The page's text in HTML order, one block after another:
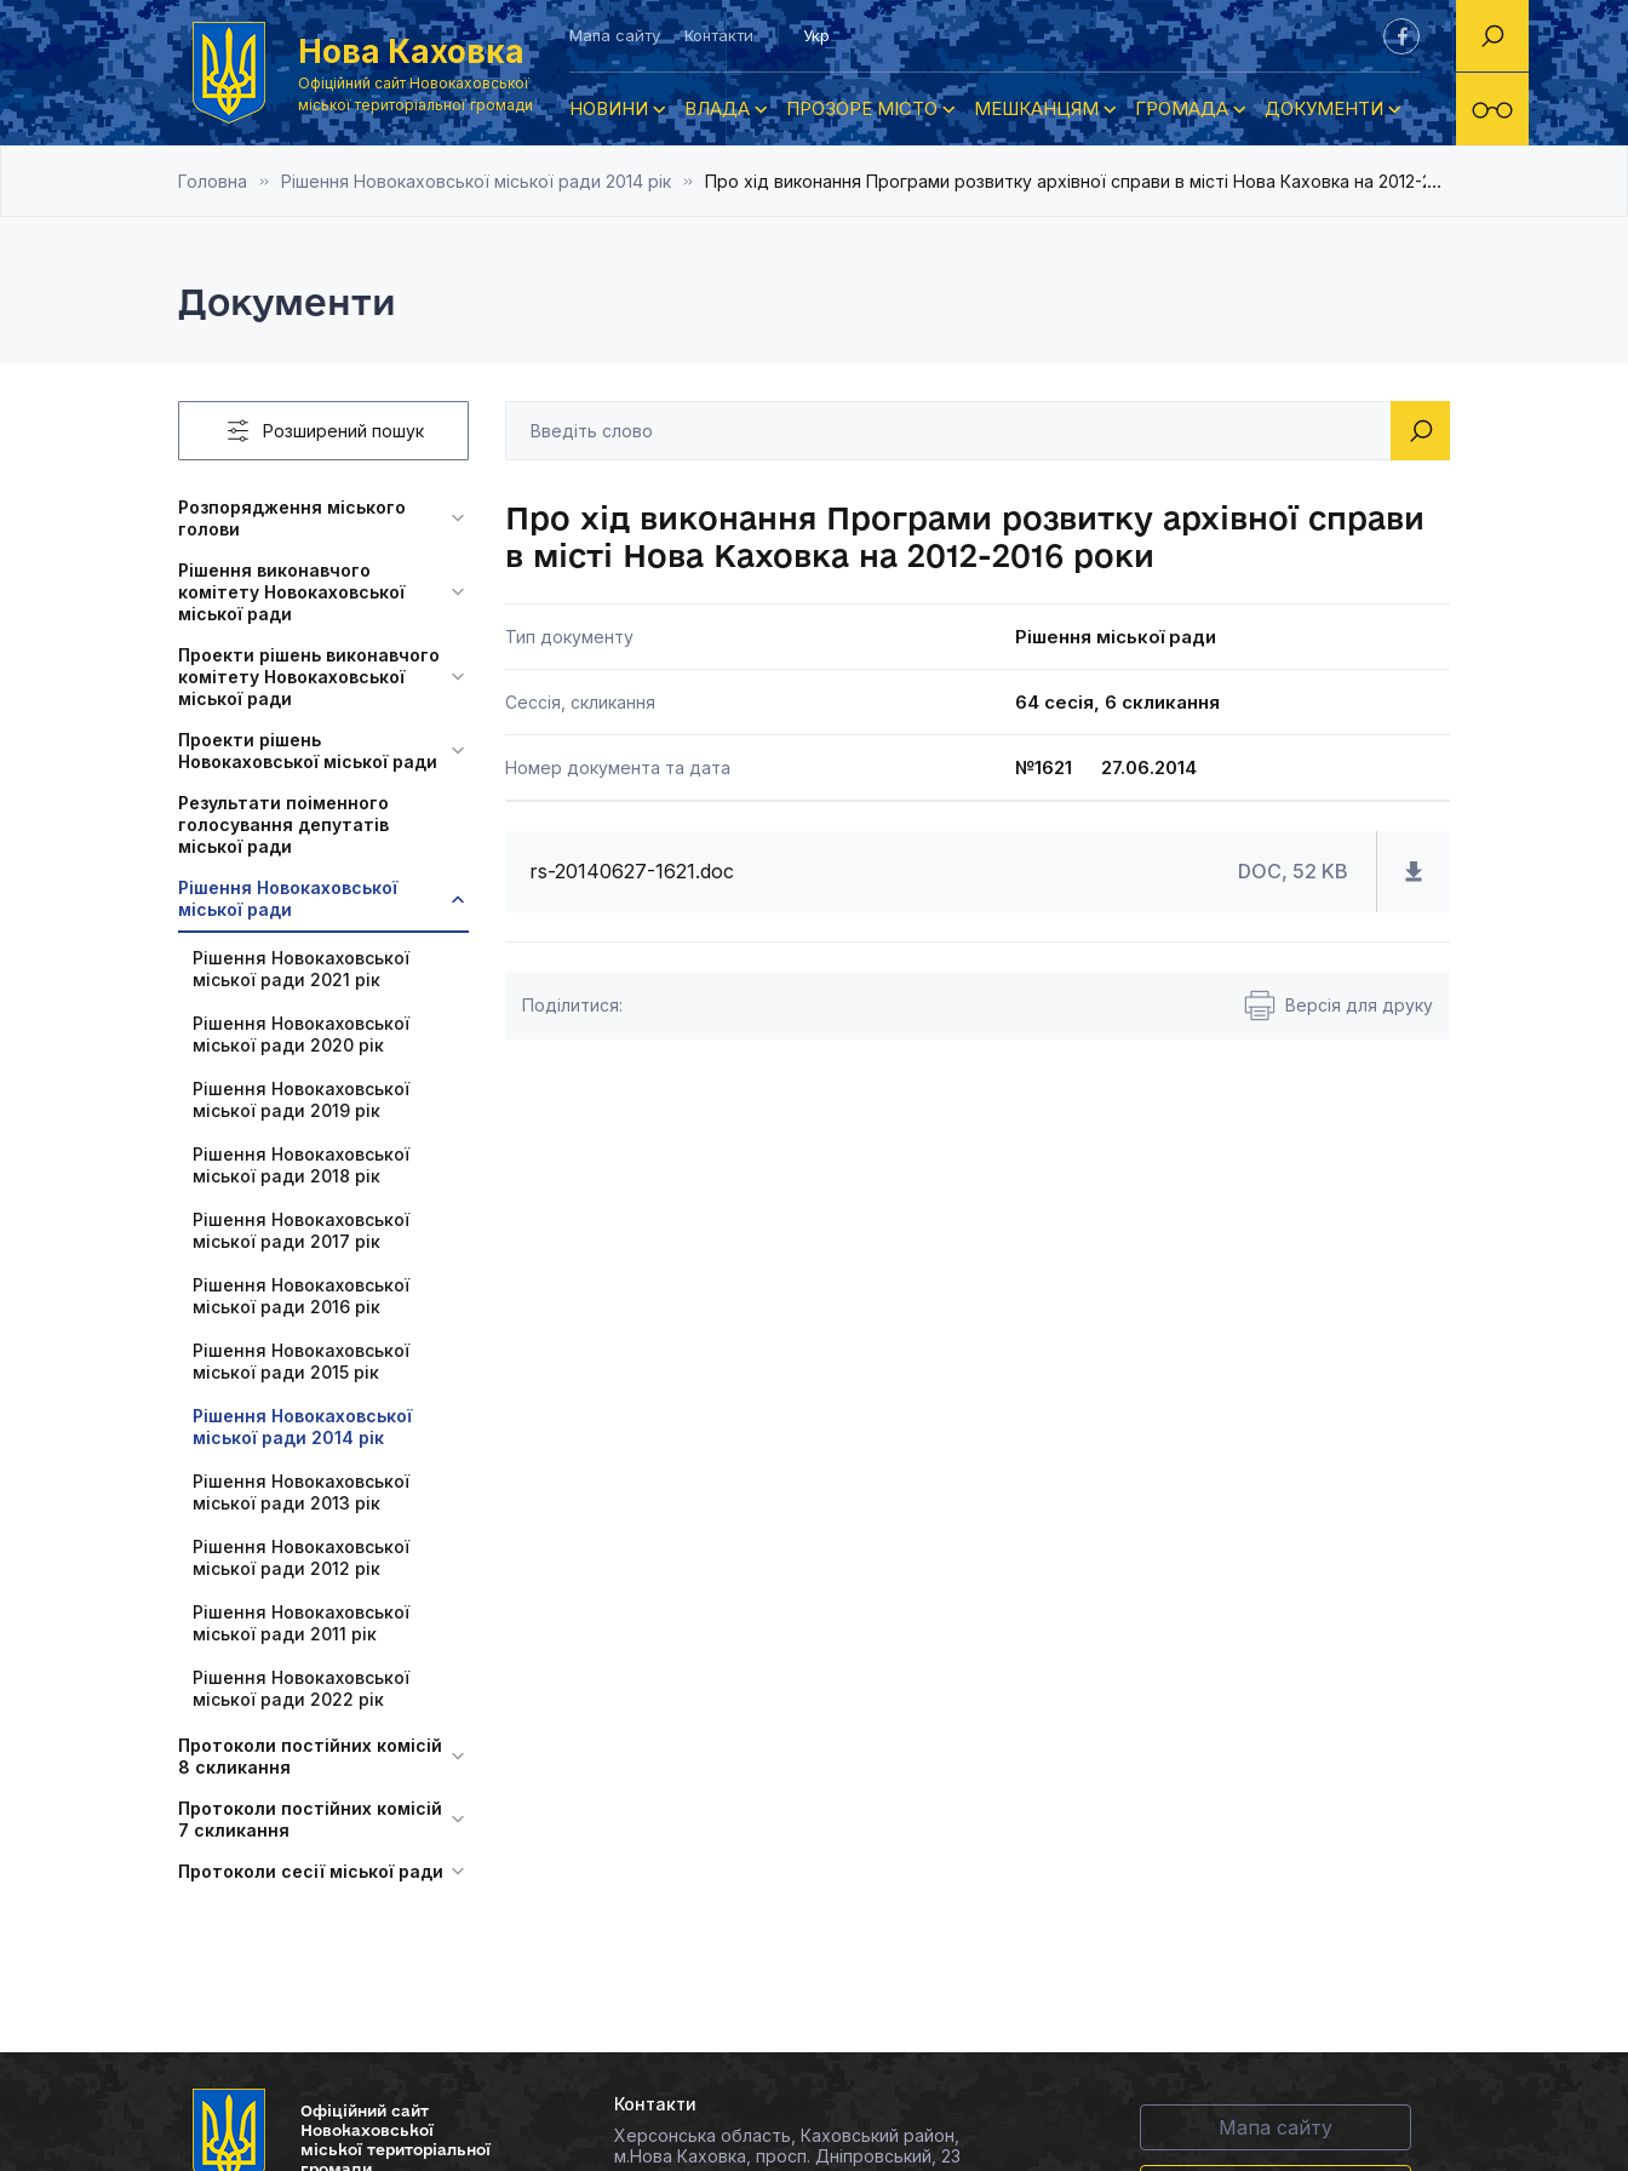
Нова Каховка
Офіційний сайт Новокаховської
міської територіальної громади
Мапа сайту Контакти Укр
НОВИНИ ВЛАДА ПРОЗОРЕ МІСТО МЕШКАНЦЯМ ГРОМАДА ДОКУМЕНТИ
Головна Рішення Новокаховської міської ради 2014 рік Про хід виконання Програми розвитку архівної справи в місті Нова Каховка на 2012-2016 роки
Документи
Розширений пошук
Розпорядження міського
голови
Рішення виконавчого
комітету Новокаховської
міської ради
Проекти рішень виконавчого
комітету Новокаховської
міської ради
Проекти рішень
Новокаховської міської ради
Результати поіменного
голосування депутатів
міської ради
Рішення Новокаховської
міської ради
Рішення Новокаховської
міської ради 2021 рік
Рішення Новокаховської
міської ради 2020 рік
Рішення Новокаховської
міської ради 2019 рік
Рішення Новокаховської
міської ради 2018 рік
Рішення Новокаховської
міської ради 2017 рік
Рішення Новокаховської
міської ради 2016 рік
Рішення Новокаховської
міської ради 2015 рік
Рішення Новокаховської
міської ради 2014 рік
Рішення Новокаховської
міської ради 2013 рік
Рішення Новокаховської
міської ради 2012 рік
Рішення Новокаховської
міської ради 2011 рік
Рішення Новокаховської
міської ради 2022 рік
Протоколи постійних комісій
8 скликання
Протоколи постійних комісій
7 скликання
Протоколи сесії міської ради
Про хід виконання Програми розвитку архівної справи
в місті Нова Каховка на 2012-2016 роки
Тип документу Рішення міської ради
Сессія, скликання 64 сесія, 6 скликання
Номер документа та дата №1621 27.06.2014
rs-20140627-1621.doc DOC, 52 KB
Поділитися: Версія для друку
Офіційний сайт
Новокаховської
міської територіальної
Контакти
Херсонська область, Каховський район,
м.Нова Каховка, просп. Дніпровський, 23
Мапа сайту